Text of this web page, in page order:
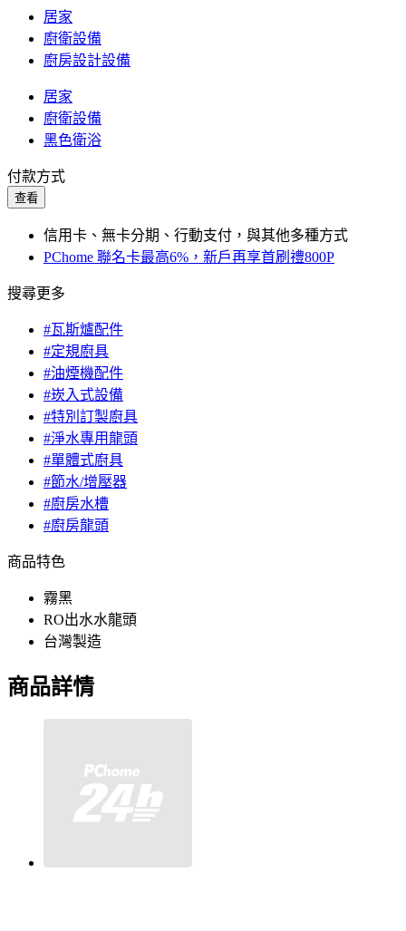
居家
廚衛設備
廚房設計設備
居家
廚衛設備
黑色衛浴
付款方式
查看
信用卡、無卡分期、行動支付，與其他多種方式
PChome 聯名卡最高6%，新戶再享首刷禮800P
搜尋更多
#瓦斯爐配件
#定規廚具
#油煙機配件
#崁入式設備
#特別訂製廚具
#淨水專用龍頭
#單體式廚具
#節水/增壓器
#廚房水槽
#廚房龍頭
商品特色
霧黑
RO出水水龍頭
台灣製造
商品詳情